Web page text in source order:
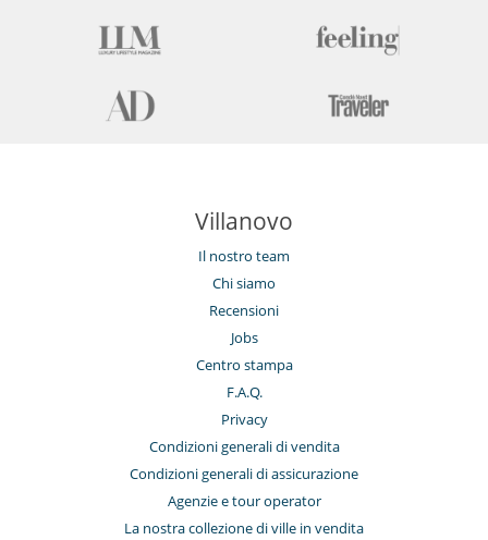
Villanovo
Il nostro team
Chi siamo
Recensioni
Jobs
Centro stampa
F.A.Q.
Privacy
Condizioni generali di vendita
Condizioni generali di assicurazione
Agenzie e tour operator
La nostra collezione di ville in vendita